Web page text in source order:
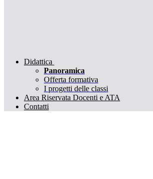
Didattica
Panoramica
Offerta formativa
I progetti delle classi
Area Riservata Docenti e ATA
Contatti